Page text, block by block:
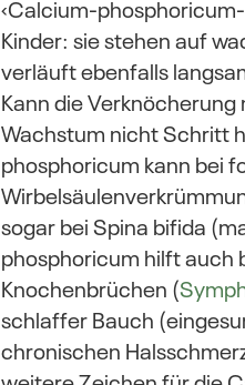
‹Calcium-
Kinder: sie stehen auf
verläuft ebenfalls
Kann die
Wachstum nicht Schritt
phosphoricum kann bei
sogar bei Spina bifida
phosphoricum hilft auch
Knochenbrüchen (
schlaffer Bauch
chronischen